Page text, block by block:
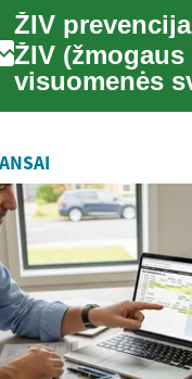
ŽIV
ŽIV
visuomenės
žmonių